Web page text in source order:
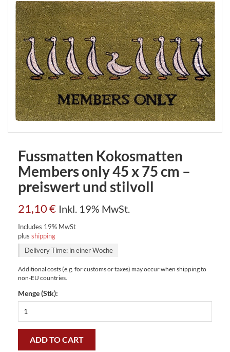
Fussmatten Kokosmatten
Members only 45 x 75 cm –
preiswert und stilvoll
21,10€ Inkl. 19% MwSt.
Includes 19% MwSt
plus shipping
Delivery Time: in einer Woche
Additional costs (e.g. for customs or taxes) may occur when shipping to
non-EU countries.
Menge (Stk):
Kokosmatten
ADD TO CART